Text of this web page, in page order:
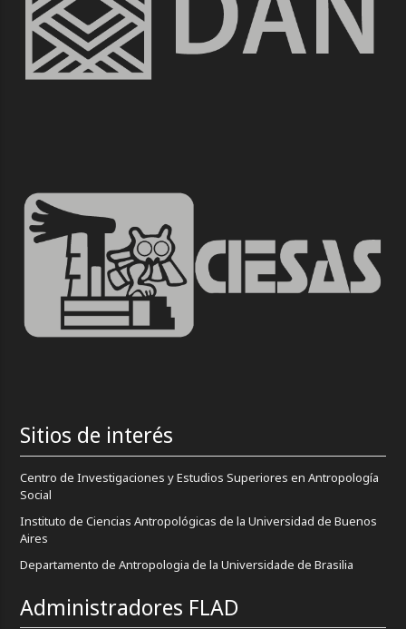
Sitios de interés
Centro de Investigaciones y Estudios Superiores en Antropología
Social
Instituto de Ciencias Antropológicas de la Universidad de Buenos
Aires
Departamento de Antropologia de la Universidade de Brasilia
Administradores FLAD